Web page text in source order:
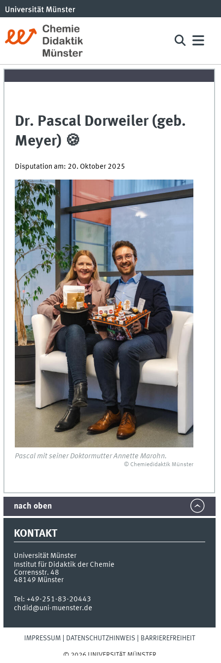
Dr. Pascal Dorweiler (geb.
Meyer) 🍪
Disputation am: 20. Oktober 2025
Pascal mit seiner Doktormutter Annette Marohn.
© Chemiedidaktik Münster
nach oben
KONTAKT
Universität Münster
Institut für Didaktik der Chemie
Corrensstr. 48
48149 Münster
Tel:+49-251-83-20443
chdid@uni-muenster.de
IMPRESSUM DATENSCHUTZHINWEIS BARRIEREFREIHEIT
© 2026 UNIVERSITÄT MÜNSTER